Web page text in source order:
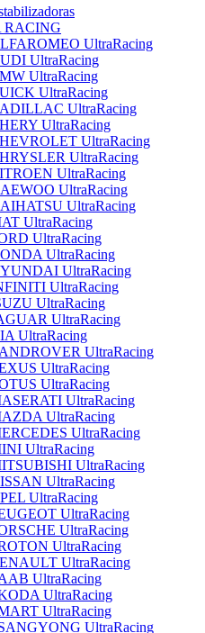
RACING
UltraRacing
UltraRacing
UltraRacing
UltraRacing
UltraRacing
UltraRacing
UltraRacing
UltraRacing
UltraRacing
UltraRacing
UltraRacing
UltraRacing
UltraRacing
UltraRacing
UltraRacing
UltraRacing
UltraRacing
UltraRacing
UltraRacing
UltraRacing
UltraRacing
UltraRacing
UltraRacing
UltraRacing
UltraRacing
UltraRacing
UltraRacing
UltraRacing
UltraRacing
UltraRacing
UltraRacing
UltraRacing
UltraRacing
UltraRacing
UltraRacing
UltraRacing
UltraRacing